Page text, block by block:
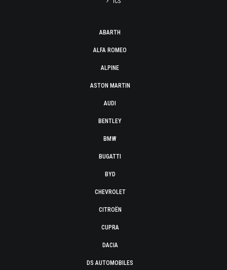
ABARTH
ALFA ROMEO
ALPINE
ASTON MARTIN
AUDI
BENTLEY
BMW
BUGATTI
BYD
CHEVROLET
CITROËN
CUPRA
DACIA
DS AUTOMOBILES